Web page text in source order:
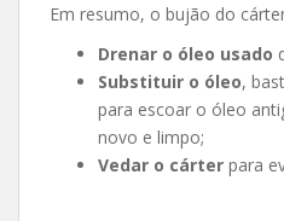
Em resumo, o bujão do
Drenar o óleo usado
Substituir o óleo,
para escoar o óleo
novo e limpo;
Vedar o cárter para